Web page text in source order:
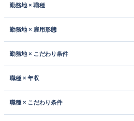
勤務地 × 職種
勤務地 × 雇用形態
勤務地 × こだわり条件
職種 × 年収
職種 × こだわり条件